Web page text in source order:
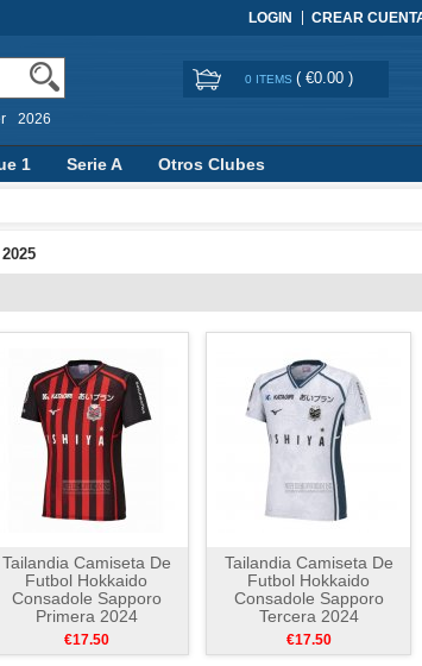
LOGIN CREAR
2026
0 ITEMS ( €0.00 )
1 Serie A Otros Clubes
Tailandia Camiseta De
Futbol Hokkaido
Consadole Sapporo
Primera 2024
€17.50
Tailandia Camiseta De
Futbol Hokkaido
Consadole Sapporo
Tercera 2024
€17.50